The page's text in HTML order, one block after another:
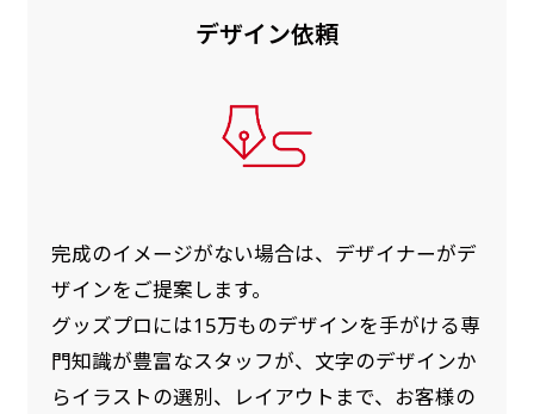
デザイン依頼
完成のイメージがない場合は、デザイナーがデ
ザインをご提案します。
グッズプロには15万ものデザインを手がける専
門知識が豊富なスタッフが、文字のデザインか
らイラストの選別、レイアウトまで、お客様の